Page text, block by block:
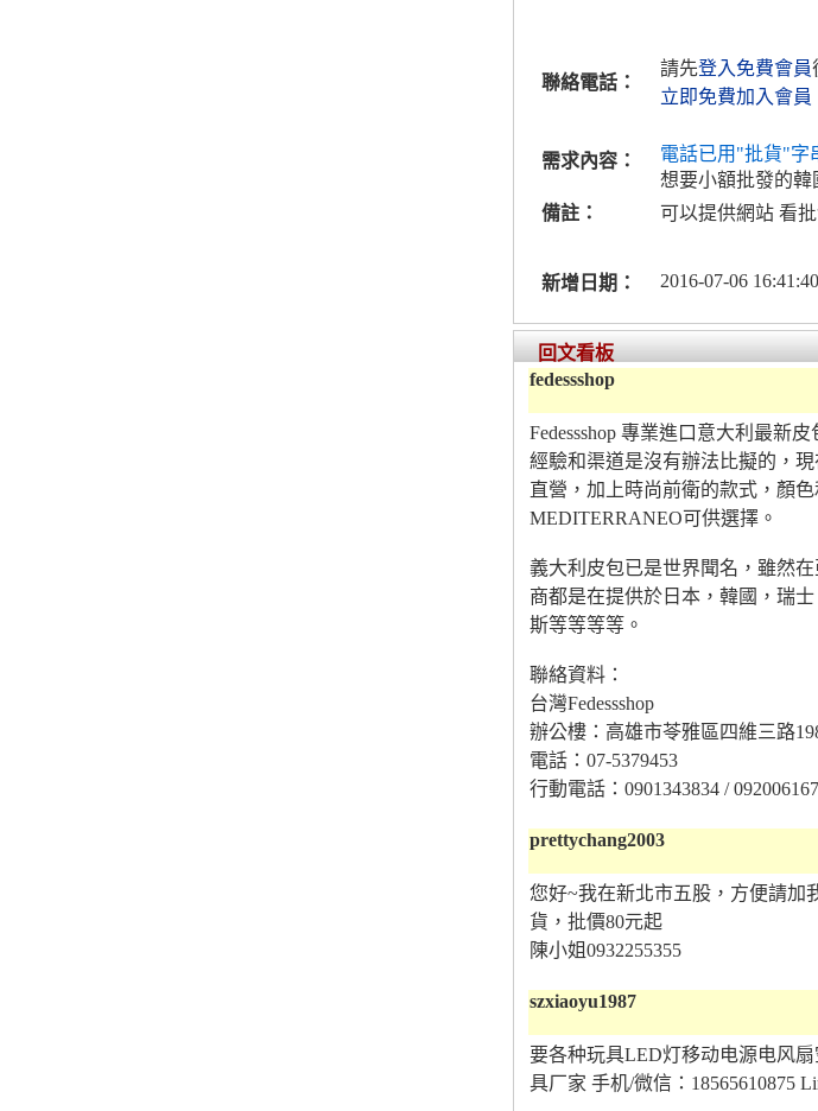
聯絡電話：
請先登入免費會員
立即免費加入會員
需求內容： 電話已用"批貨"字
想要小額批發的
備註：
可以提供網站 看
新增日期： 2016-07-06 16:41:40
回文看板
fedessshop
Fedessshop 專業進口意大利最新
經驗和渠道是沒有辦法比擬的，
直營，加上時尚前衛的款式，顏
MEDITERRANEO可供選擇。
義大利皮包已是世界聞名，雖然
商都是在提供於日本，韓國，瑞
斯等等等等。
聯絡資料：
台灣Fedessshop
辦公樓：高雄市苓雅區四維三路
電話：07-5379453
行動電話：0901343834 /
prettychang2003
您好~我在新北市五股，方便請加
貨，批價80元起
陳小姐0932255355
szxiaoyu1987
要各种玩具LED灯移动电源电风
具厂家 手机/微信：18565610875